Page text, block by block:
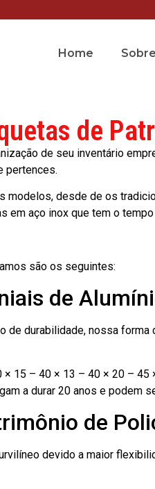
Home
de
de seu inventário
pertences.
modelos, desde de os
em aço inox que tem o
são os seguintes:
de
de durabilidade, nossa
15 – 40 × 13 – 40 × 20 –
a durar 20 anos e podem
de
devido a maior